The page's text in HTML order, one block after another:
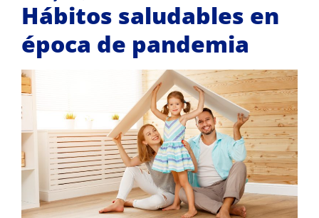
Hábitos saludables en
época de pandemia